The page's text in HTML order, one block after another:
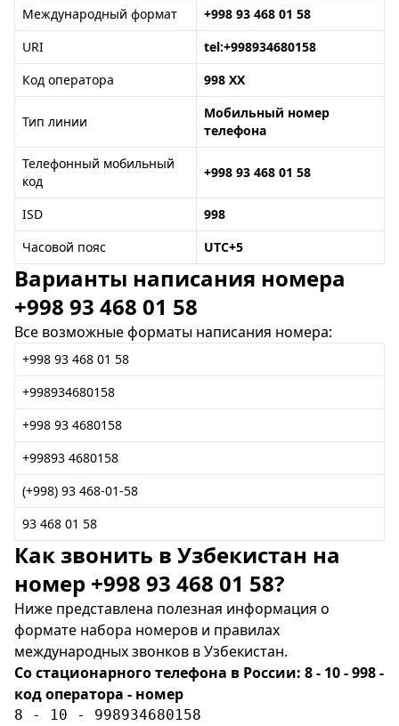
Международный формат
+998 93 468 01 58
URI
tel:+998934680158
Код оператора
998 XX
Тип линии
Мобильный номер
телефона
Телефонный мобильный
код
+998 93 468 01 58
ISD
998
Часовой пояс
UTC+5
Варианты написания номера
+998 93 468 01 58
Все возможные форматы написания номера:
+998 93 468 01 58
+998934680158
+998 93 4680158
+99893 4680158
(+998) 93 468-01-58
93 468 01 58
Как звонить в Узбекистан на
номер +998 93 468 01 58?
Ниже представлена полезная информация о
формате набора номеров и правилах
международных звонков в Узбекистан.
Со стационарного телефона в России: 8 - 10 - 998 -
код оператора - номер
8 - 10 - 998934680158